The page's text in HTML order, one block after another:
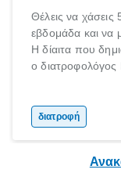
Θέλεις να χάσεις
εβδομάδα και να
Η δίαιτα που
ο
δημητριακά
και ένας
διατροφή